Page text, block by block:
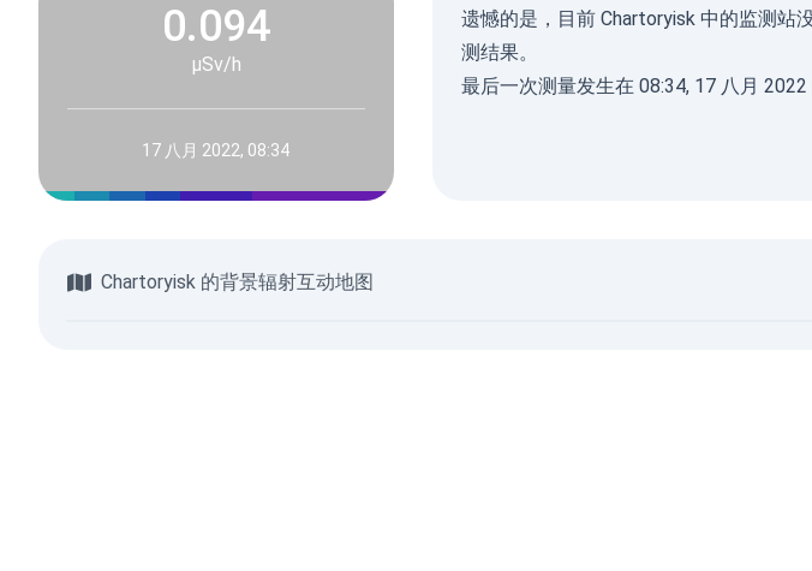
0.094
µSv/h
17 八月 2022, 08:34
遗憾的是，目前 Chartoryisk 中的监测站
测结果。
最后一次测量发生在 08:34, 17 八月
Chartoryisk 的背景辐射互动地图